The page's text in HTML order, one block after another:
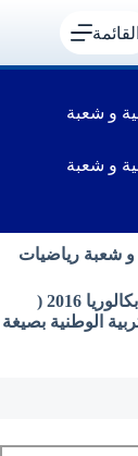
القائمة
تجريبية و شعبة
تجريبية و شعبة
يمكنك عبر موقعنا تصفح وتحميل موضوع الفلسفة بكالوريا 2016 (
الوطنية بصيغة